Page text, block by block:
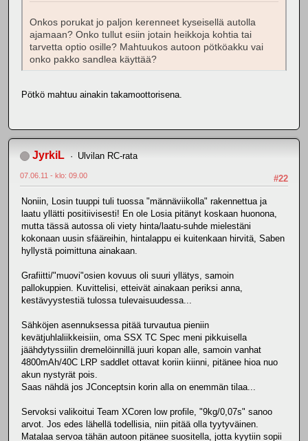
Onkos porukat jo paljon kerenneet kyseisellä autolla
ajamaan? Onko tullut esiin jotain heikkoja kohtia tai
tarvetta optio osille? Mahtuukos autoon pötköakku vai
onko pakko sandlea käyttää?
Pötkö mahtuu ainakin takamoottorisena.
JyrkiL Ulvilan RC-rata
#22
07.06.11 - klo: 09.00
Noniin, Losin tuuppi tuli tuossa "männäviikolla" rakennettua ja
laatu yllätti positiivisesti! En ole Losia pitänyt koskaan huonona,
mutta tässä autossa oli viety hinta/laatu-suhde mielestäni
kokonaan uusin sfääreihin, hintalappu ei kuitenkaan hirvitä, Saben
hyllystä poimittuna ainakaan.
Grafiitti/"muovi"osien kovuus oli suuri yllätys, samoin
pallokuppien. Kuvittelisi, etteivät ainakaan periksi anna,
kestävyystestiä tulossa tulevaisuudessa...
Sähköjen asennuksessa pitää turvautua pieniin
kevätjuhlaliikkeisiin, oma SSX TC Spec meni pikkuisella
jäähdytyssiilin dremelöinnillä juuri kopan alle, samoin vanhat
4800mAh/40C LRP saddlet ottavat koriin kiinni, pitänee hioa nuo
akun nystyrät pois.
Saas nähdä jos JConceptsin korin alla on enemmän tilaa...
Servoksi valikoitui Team XCoren low profile, "9kg/0,07s" sanoo
arvot. Jos edes lähellä todellisia, niin pitää olla tyytyväinen.
Matalaa servoa tähän autoon pitänee suositella, jotta kyytiin sopii